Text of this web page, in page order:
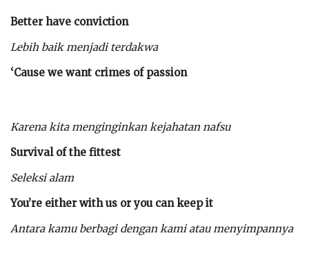
Better have conviction
Lebih baik menjadi terdakwa
‘Cause we want crimes of passion
Karena kita menginginkan kejahatan nafsu
Survival of the fittest
Seleksi alam
You’re either with us or you can keep it
Antara kamu berbagi dengan kami atau menyimpannya